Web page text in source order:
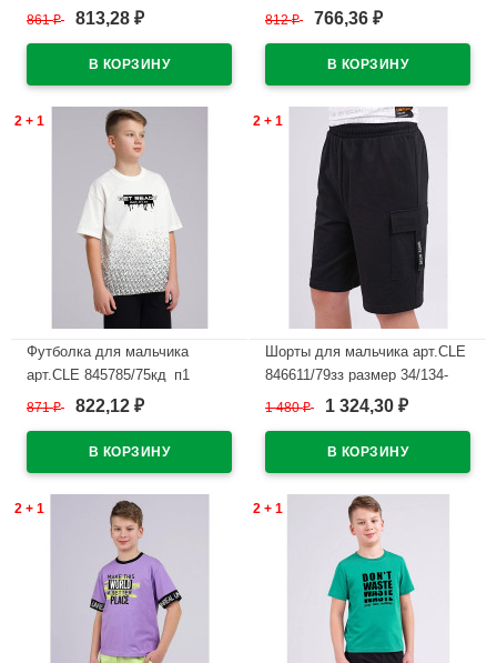
размер 34/134-42/158 цвет
861₽ 813,28 ₽
размер 34/134-42/158 цвет
812₽ 766,36 ₽
2 + 1
Футболка для мальчика
арт.CLE 845785/75кд_п1
размер 34/134-42/158 цвет
871₽ 822,12 ₽
2 + 1
Шорты для мальчика арт.CLE
846611/79зз размер 34/134-
42/158 цвет черный
1 480₽ 1 324,30 ₽
2 + 1 2 + 1